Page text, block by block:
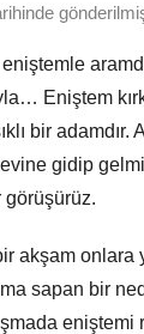
Eniştem
bir adamdır.
gidip
akşam onlara
sapan bir
eniştemi